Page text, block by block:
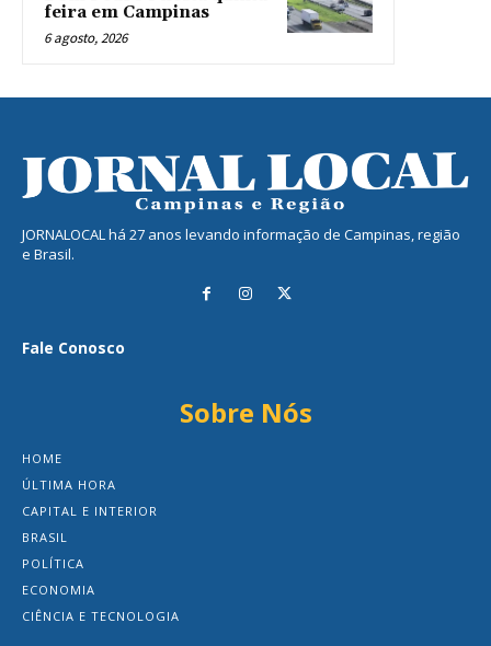
feira em Campinas
6 agosto, 2026
JORNALOCAL há 27 anos levando informação de Campinas, região
e Brasil.
Fale Conosco
Sobre Nós
HOME
ÚLTIMA HORA
CAPITAL E INTERIOR
BRASIL
POLÍTICA
ECONOMIA
CIÊNCIA E TECNOLOGIA